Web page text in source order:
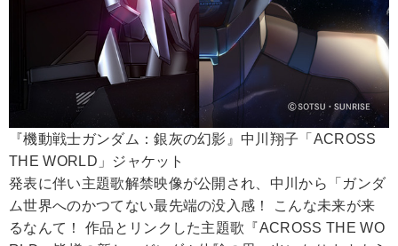
『機動戦士ガンダム：銀灰の幻影』中川翔子「ACROSS
THE WORLD」ジャケット
発表に伴い主題歌解禁映像が公開され、中川から「ガンダ
ム世界へのかつてない最先端の没入感！ こんな未来が来
るなんて！ 作品とリンクした主題歌『ACROSS THE WO